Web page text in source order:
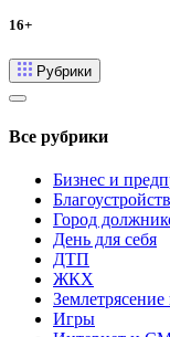
16+
Рубрики
Все рубрики
Бизнес и
Город
День для себя
ДТП
ЖКХ
Игры